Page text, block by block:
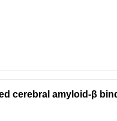
cerebral amyloid-β